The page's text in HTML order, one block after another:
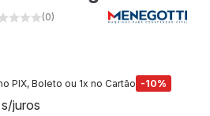
(0)
PIX, Boleto ou 1x no Cartão -10%
s/juros